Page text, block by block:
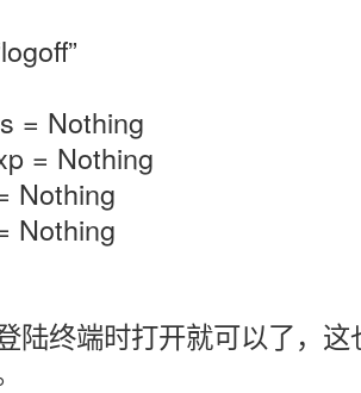
= Nothing
= Nothing
Nothing
Nothing
陆终端时打开就可以了，